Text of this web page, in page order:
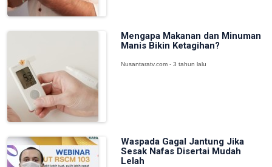
Mengapa Makanan dan Minuman
Manis Bikin Ketagihan?
Nusantaratv.com - 3 tahun lalu
Waspada Gagal Jantung Jika
Sesak Nafas Disertai Mudah
Lelah